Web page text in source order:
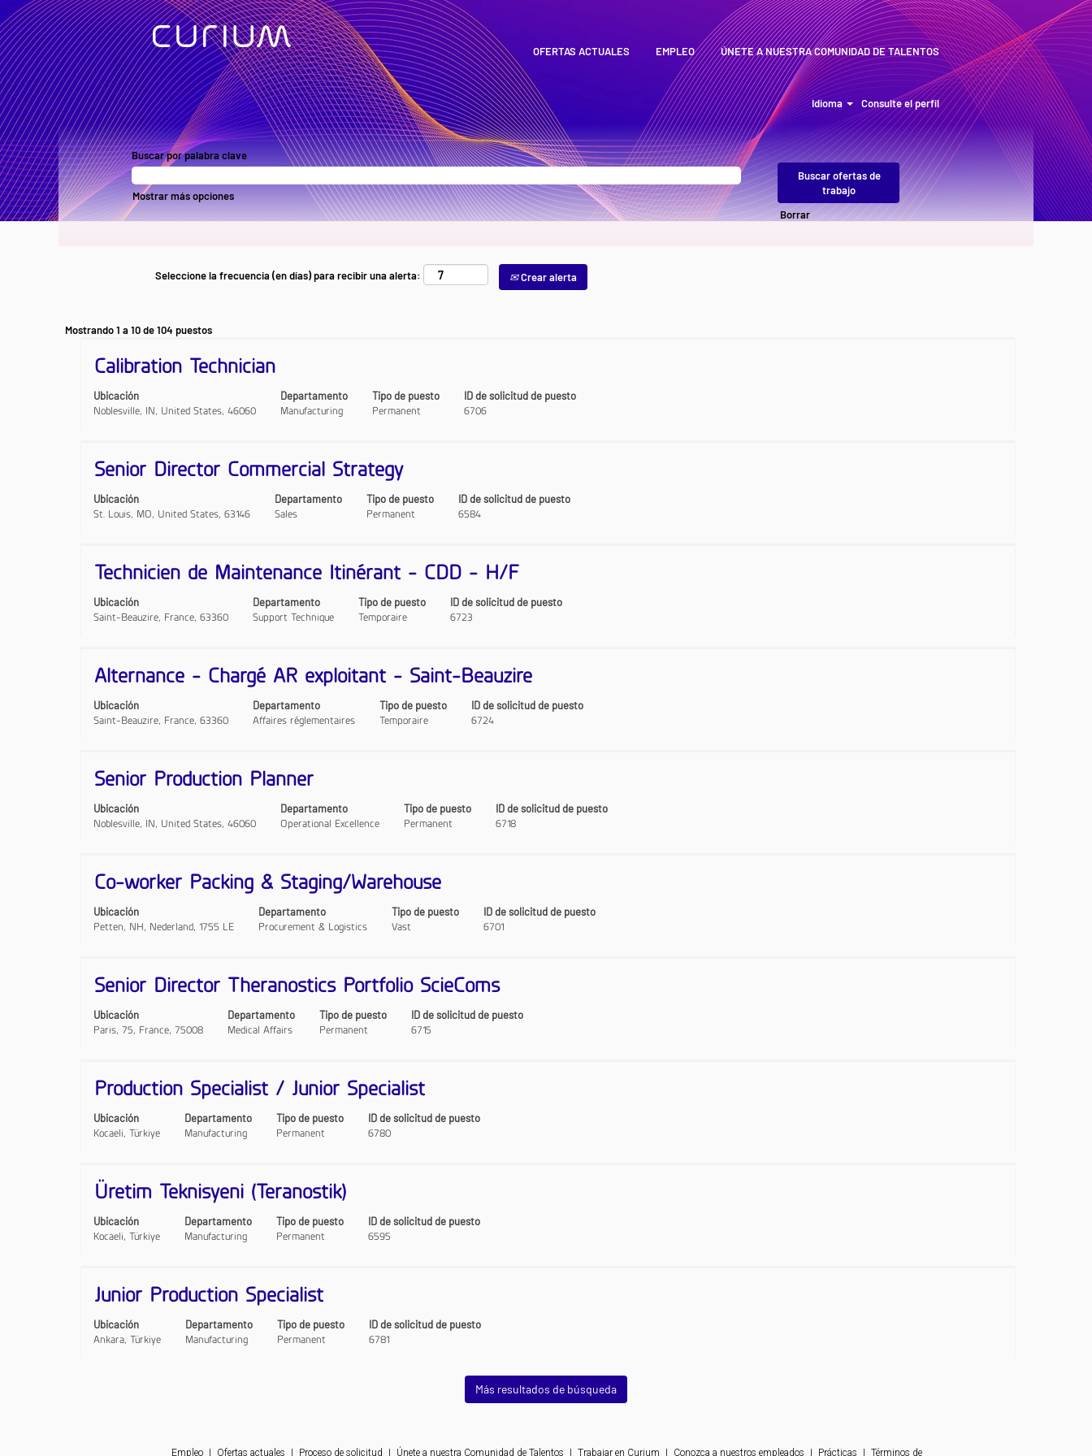
OFERTAS ACTUALES EMPLEO ÚNETE A NUESTRA COMUNIDAD DE TALENTOS
Idioma Consulte el perfil
Current
Listings
ES
Buscar por palabra clave
Mostrar más opciones
Borrar
Seleccione la frecuencia (en días) para recibir una alerta: Crear alerta
Mostrando 1 a 10 de 104 puestosResultados
búsqueda
de
1
104
el
navegar
por
de
para
ver
detalles
Título
Calibration Technician
Ubicación
Noblesville, IN, United States, 46060
Departamento
Manufacturing
Tipo de puesto
Permanent
ID de solicitud de puesto
6706
Utilice
la
espaciadora
para
contenido
completo
la
información
Título
Senior Director Commercial Strategy
Ubicación
St. Louis, MO, United States, 63146
Departamento
Sales
Tipo de puesto
Permanent
ID de solicitud de puesto
6584
Utilice
la
espaciadora
para
contenido
completo
la
información
Título
Technicien de Maintenance Itinérant - CDD - H/F
Ubicación
Saint-Beauzire, France, 63360
Departamento
Support Technique
Tipo de puesto
Temporaire
ID de solicitud de puesto
6723
Utilice
la
espaciadora
para
contenido
completo
la
información
Título
Alternance - Chargé AR exploitant - Saint-Beauzire
Ubicación
Saint-Beauzire, France, 63360
Departamento
Affaires réglementaires
Tipo de puesto
Temporaire
ID de solicitud de puesto
6724
Utilice
la
espaciadora
para
contenido
completo
la
información
Título
Senior Production Planner
Ubicación
Noblesville, IN, United States, 46060
Departamento
Operational Excellence
Tipo de puesto
Permanent
ID de solicitud de puesto
6718
Utilice
la
espaciadora
para
contenido
completo
la
información
Título
Co-worker Packing & Staging/Warehouse
Ubicación
Petten, NH, Nederland, 1755 LE
Departamento
Procurement & Logistics
Tipo de puesto
Vast
ID de solicitud de puesto
6701
Utilice
la
espaciadora
para
contenido
completo
la
información
Título
Senior Director Theranostics Portfolio ScieComs
Ubicación
Paris, 75, France, 75008
Departamento
Medical Affairs
Tipo de puesto
Permanent
ID de solicitud de puesto
6715
Utilice
la
espaciadora
para
contenido
completo
la
información
Título
Production Specialist / Junior Specialist
Ubicación
Kocaeli, Türkiye
Departamento
Manufacturing
Tipo de puesto
Permanent
ID de solicitud de puesto
6780
Utilice
la
espaciadora
para
contenido
completo
la
información
Título
Üretim Teknisyeni (Teranostik)
Ubicación
Kocaeli, Türkiye
Departamento
Manufacturing
Tipo de puesto
Permanent
ID de solicitud de puesto
6595
Utilice
la
espaciadora
para
contenido
completo
la
información
Título
Junior Production Specialist
Ubicación
Ankara, Türkiye
Departamento
Manufacturing
Tipo de puesto
Permanent
ID de solicitud de puesto
6781
Utilice
la
espaciadora
para
Más resultados de búsqueda
Empleo | Ofertas actuales | Proceso de solicitud | Únete a nuestra Comunidad de Talentos | Trabajar en Curium | Conozca a nuestros empleados | Prácticas | Términos de